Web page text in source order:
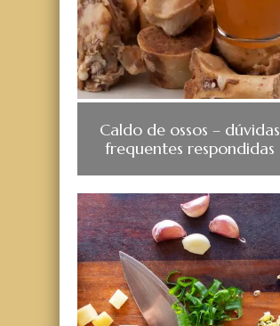
Caldo de ossos – dúvidas
frequentes respondidas